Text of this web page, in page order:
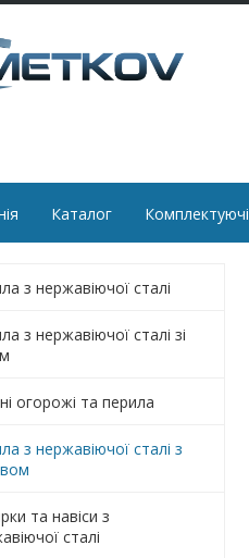
Каталог Комплектуючі
з нержавіючої сталі
з нержавіючої сталі зі
огорожі та перила
з нержавіючої сталі з
та навіси з
сталі